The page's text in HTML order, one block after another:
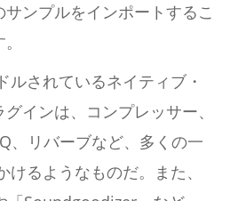
ンプルをインポートするこ
ルされているネイティブ・
インは、コンプレッサー、
、リバーブなど、多くの一
けるようなものだ。また、